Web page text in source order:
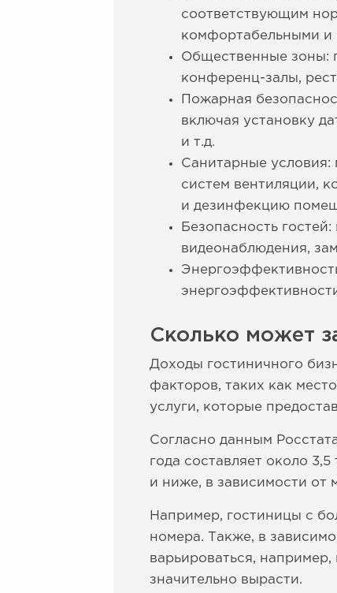
соответствующим
комфортабельными и
Общественные зоны:
конференц-залы,
Пожарная
включая установку
и т.д.
Санитарные
систем вентиляции,
и дезинфекцию
Безопасность
видеонаблюдения,
Сколько может
Доходы гостиничного
факторов, таких как
услуги, которые
Согласно данным
года составляет около
и ниже, в зависимости от
Например, гостиницы с
номера. Также, в
варьироваться,
значительно вырасти.